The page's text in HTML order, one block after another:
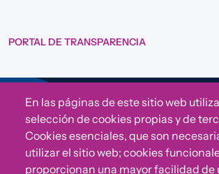
PORTAL DE TRANSPARENCIA
Sigue a Comunidad CONVIVE
En las páginas de este sitio web
selección de cookies propias y de
Cookies esenciales, que son
utilizar el sitio web; cookies
proporcionan una mayor facilidad de